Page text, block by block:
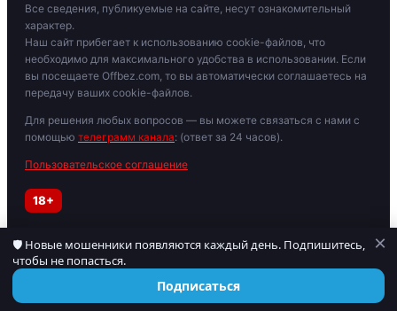
Все сведения, публикуемые на сайте, несут ознакомительный
характер.
Наш сайт прибегает к использованию cookie-файлов, что
необходимо для максимального удобства в использовании. Если
вы посещаете Offbez.com, то вы автоматически соглашаетесь на
передачу ваших cookie-файлов.
Для решения любых вопросов — вы можете связаться с нами с
помощью телеграмм канала: (ответ за 24 часов).
Пользовательское соглашение
18+
Играйте осторожно. При признаках зависимости обратитесь к
специалисту. Материалы для лиц старше 18 лет.
🛡 Новые мошенники появляются каждый день. Подпишитесь,
чтобы не попасться.
Подписаться
×